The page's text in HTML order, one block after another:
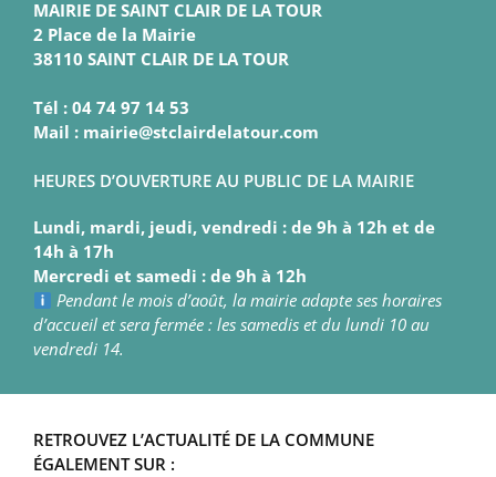
MAIRIE DE SAINT CLAIR DE LA TOUR
2 Place de la Mairie
38110 SAINT CLAIR DE LA TOUR
Tél : 04 74 97 14 53
Mail : mairie@stclairdelatour.com
HEURES D’OUVERTURE AU PUBLIC DE LA MAIRIE
Lundi, mardi, jeudi, vendredi : de 9h à 12h et de
14h à 17h
Mercredi et samedi : de 9h à 12h
Pendant le mois d’août, la mairie adapte ses horaires
d’accueil et sera fermée : les samedis et du lundi 10 au
vendredi 14.
RETROUVEZ L’ACTUALITÉ DE LA COMMUNE
ÉGALEMENT SUR :